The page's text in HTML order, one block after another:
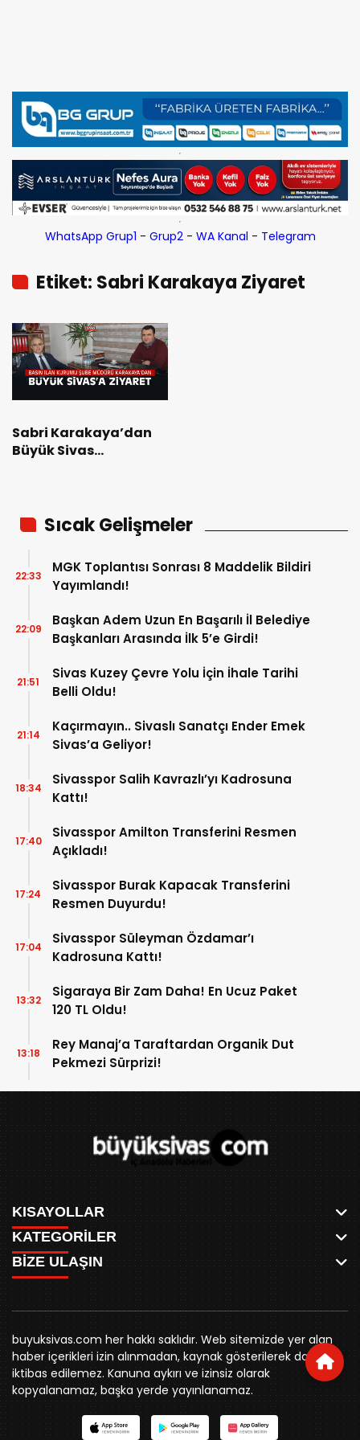
WhatsApp Grup1 - Grup2- WA Kanal - Telegram
Etiket: Sabri Karakaya Ziyaret
Sabri Karakaya’dan
Büyük Sivas
Sıcak Gelişmeler
MGK Toplantısı Sonrası 8 Maddelik Bildiri
Yayımlandı!
22:33
Başkan Adem Uzun En Başarılı İl Belediye
Başkanları Arasında İlk 5’e Girdi!
22:09
Sivas Kuzey Çevre Yolu İçin İhale Tarihi
Belli Oldu!
21:51
Kaçırmayın.. Sivaslı Sanatçı Ender Emek
Sivas’a Geliyor!
21:14
Sivasspor Salih Kavrazlı’yı Kadrosuna
Kattı!
18:34
Sivasspor Amilton Transferini Resmen
Açıkladı!
17:40
Sivasspor Burak Kapacak Transferini
Resmen Duyurdu!
17:24
Sivasspor Süleyman Özdamar’ı
Kadrosuna Kattı!
17:04
Sigaraya Bir Zam Daha! En Ucuz Paket
120 TL Oldu!
13:32
Rey Manaj’a Taraftardan Organik Dut
Pekmezi Sürprizi!
13:18
KISAYOLLAR
ANASAYFA
AKSU CANLI
MEYDAN CANLI
MEDRESELER CANLI
MERAKÜM CANLI
YUKARI TEKKE CANLI
KURUMSAL KİMLİK
REKLAM FİYATLARI
BİZE ULAŞIN
KÜNYE
RESMİ İLANLAR
KATEGORİLER
WHATSAPP
SPOR
SİYASET
BELEDİYE
SİVAS VALİLİĞİ
ÜNİVERSİTE
KURUMLAR
STK
YORUM
İLÇELER
BİZE ULAŞIN
0346 221 00 60
buyuksivashaber@gmail.com
Örtülüpınar Mah. İnönü Bulvarı Özkahya Apt. Kat:3 D:7
Sivas
buyuksivas.com her hakkı saklıdır. Web sitemizde yer alan
haber içerikleri izin alınmadan, kaynak gösterilerek dahi
iktibas edilemez. Kanuna aykırı ve izinsiz olarak
kopyalanamaz, başka yerde yayınlanamaz.